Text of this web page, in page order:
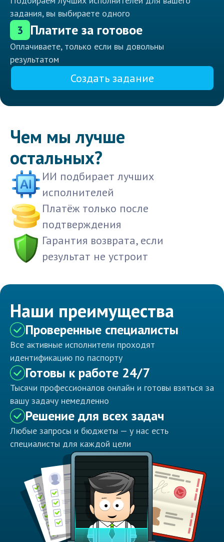
задания, вы выбираете одного
3 Платите за готовое
Оплачиваете, только если вы довольны
результатом
Создать задание
Чем мы лучше
остальных?
ИИ подбирает лучших
исполнителей
Платёж только после
подтверждения
Гарантия возврата, если
результат не устроит
Наши преимущества
Проверенные специалисты
Все активные исполнители проходят
идентификацию по паспорту
Готовы к работе 24/7
Тысячи профессионалов онлайн и готовы взяться за
вашу задачу немедленно
Решение для всех задач
Любые запросы и бюджеты — у нас есть
специалисты для каждой цели